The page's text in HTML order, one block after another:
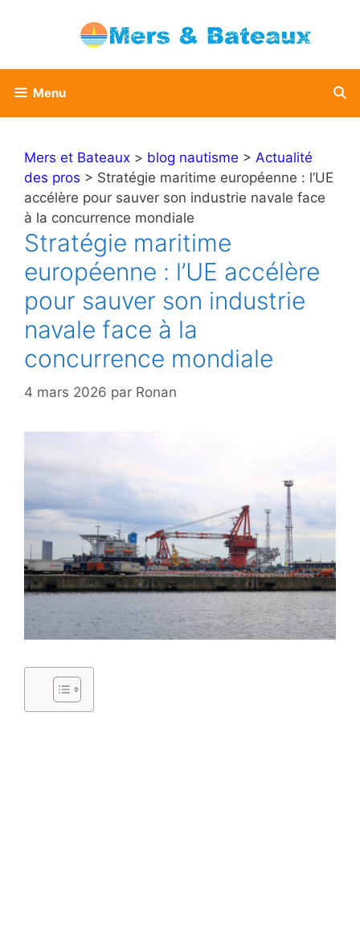
Menu
Mers et Bateaux > blog nautisme > Actualité
des pros > Stratégie maritime européenne : l’UE
accélère pour sauver son industrie navale face
à la concurrence mondiale
Stratégie maritime
européenne : l’UE accélère
pour sauver son industrie
navale face à la
concurrence mondiale
4 mars 2026 par Ronan